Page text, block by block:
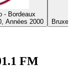
- Bordeaux
Années 2000
FM